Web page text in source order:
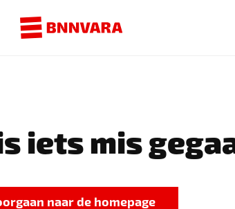
iets mis
naar de homepage